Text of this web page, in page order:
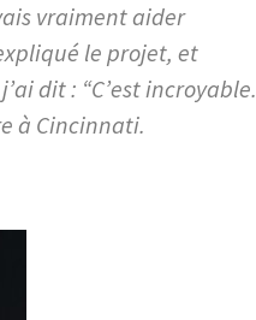
vraiment aider
le projet, et
dit : “C’est incroyable.
à Cincinnati.